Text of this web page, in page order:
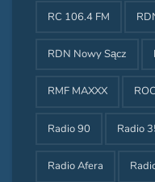
RC 106.4 FM
RDN Nowy Sącz
RMF MAXXX
Radio 90 Radio
Radio Afera